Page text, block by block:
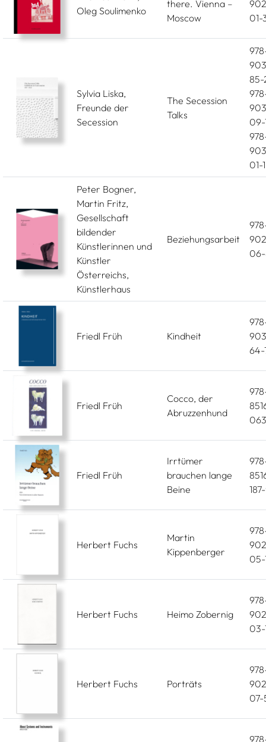
Oleg Soulimenko
there. Vienna –
Moscow
01-
Sylvia Liska,
Freunde der
Secession
The Secession
Talks
85-
09-
01-1
Peter Bogner,
Martin Fritz,
Gesellschaft
bildender
Künstlerinnen und
Künstler
Österreichs,
Künstlerhaus
Beziehungsarbeit
Friedl Früh Kindheit
64-
Friedl Früh
Cocco, der
Abruzzenhund
Friedl Früh
Irrtümer
brauchen lange
Beine
Herbert Fuchs
Martin
Kippenberger
05-
Herbert Fuchs Heimo Zobernig
03-
Herbert Fuchs Porträts
07-